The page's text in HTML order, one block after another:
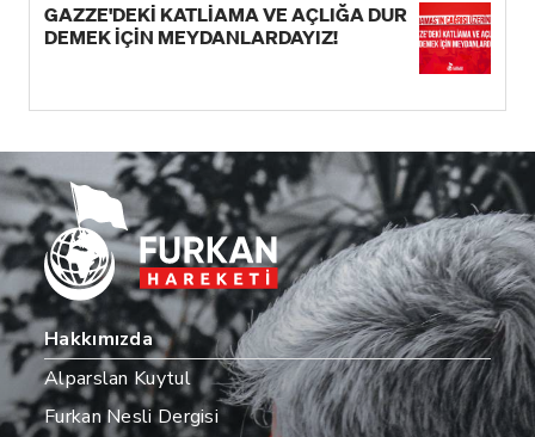
GAZZE'DEKİ KATLİAMA VE AÇLIĞA DUR
DEMEK İÇİN MEYDANLARDAYIZ!
Hakkımızda
Alparslan Kuytul
Furkan Nesli Dergisi